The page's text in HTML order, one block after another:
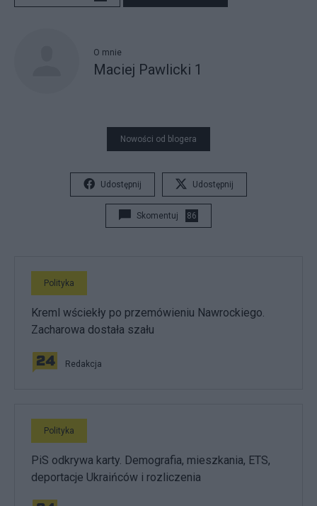
O mnie
Maciej Pawlicki 1
Nowości od blogera
Udostępnij Udostępnij
Skomentuj 86
Polityka
Kreml wściekły po przemówieniu Nawrockiego.
Zacharowa dostała szału
Redakcja
Polityka
PiS odkrywa karty. Demografia, mieszkania, ETS,
deportacje Ukraińców i rozliczenia